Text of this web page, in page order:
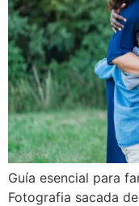
Guía esencial para
Fotografia sacada